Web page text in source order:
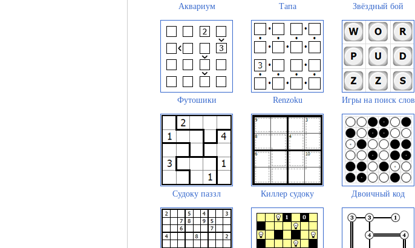
Аквариум Тапа Звёздный бой
Футошики Renzoku Игры на поиск слов
Судоку паззл Киллер судоку Двоичный код